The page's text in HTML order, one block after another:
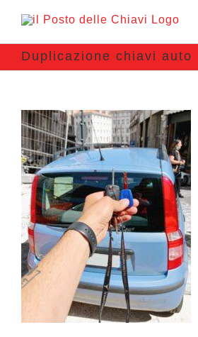
Duplicazione chiavi auto